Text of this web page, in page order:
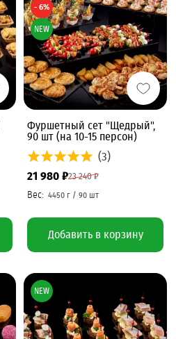
Фуршетный сет "Щедрый",
90 шт (на 10-15 персон)
(3)
23 240 ₽
21 980 ₽
Добавить в корзину
- 6%
NEW
NEW